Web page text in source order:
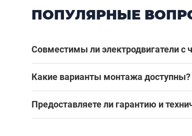
ПОПУЛЯРНЫЕ
Совместимы ли электродвигатели с
Какие варианты монтажа доступны?
Предоставляете ли гарантию и